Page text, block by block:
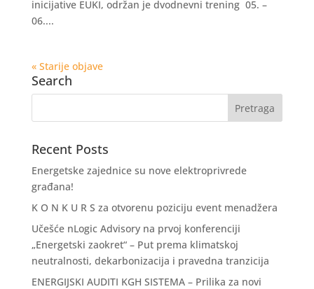
inicijative EUKI, održan je dvodnevni trening 05. –
06....
« Starije objave
Search
Recent Posts
Energetske zajednice su nove elektroprivrede
građana!
K O N K U R S za otvorenu poziciju event menadžera
Učešće nLogic Advisory na prvoj konferenciji
„Energetski zaokret“ – Put prema klimatskoj
neutralnosti, dekarbonizacija i pravedna tranzicija
ENERGIJSKI AUDITI KGH SISTEMA – Prilika za novi